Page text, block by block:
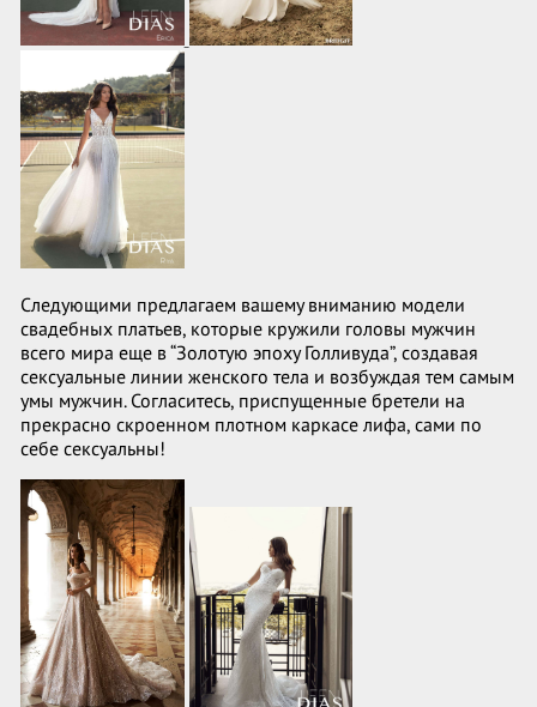
Следующими предлагаем вашему вниманию модели
свадебных платьев, которые кружили головы мужчин
всего мира еще в “Золотую эпоху Голливуда”, создавая
сексуальные линии женского тела и возбуждая тем самым
умы мужчин. Согласитесь, приспущенные бретели на
прекрасно скроенном плотном каркасе лифа, сами по
себе сексуальны!